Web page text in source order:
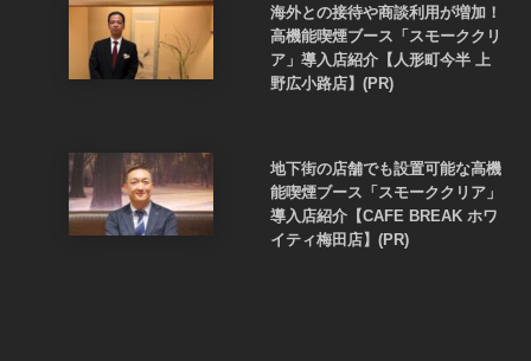
海外との接待や商談利用が増加！
高機能喫煙ブース「スモーククリ
ア」導入店紹介【人形町今半 上
野広小路店】(PR)
地下街の店舗でも設置可能な高機
能喫煙ブース「スモーククリア」
導入店紹介【CAFE BREAK ホワ
イティ梅田店】(PR)